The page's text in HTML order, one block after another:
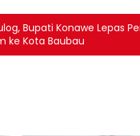
Bupati Konawe Lepas
ke Kota Baubau